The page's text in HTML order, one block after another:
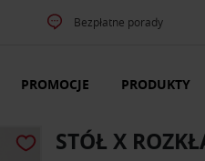
Bezpłatne porady
PROMOCJE PRODUKTY
STÓŁ X